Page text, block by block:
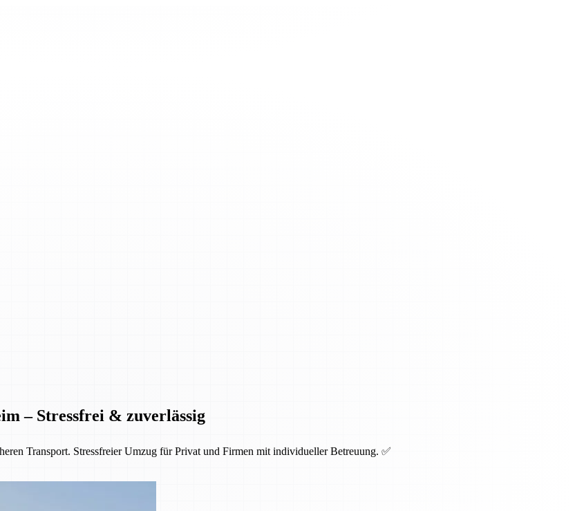
– Stressfrei & zuverlässig
Transport. Stressfreier Umzug für Privat und Firmen mit individueller Betreuung. ✅